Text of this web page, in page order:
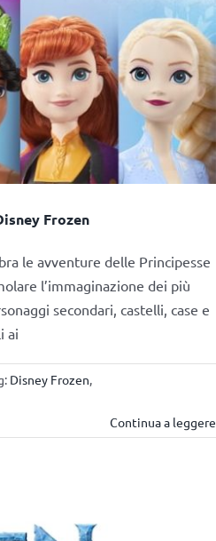
Frozen
le avventure delle Principesse
l’immaginazione dei più
secondari, castelli, case e
ai
Disney Frozen,
Continua a leggere